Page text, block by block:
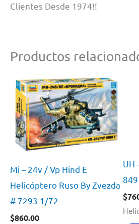
Clientes Desde 1974!!
Productos
Mi – 24v / Vp Hind E
Helicóptero Ruso By Zvezda
# 7293 1/72
$860.00
UH
$